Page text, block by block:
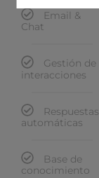
Email &
Chat
Gestión de
interacciones
Respuestas
automáticas
Base de
conocimiento